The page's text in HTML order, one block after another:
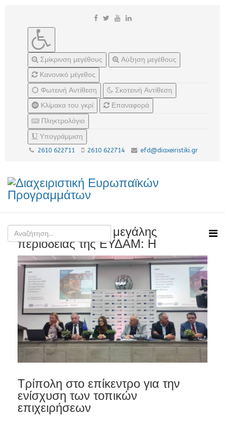
Σμίκρινση μεγέθους
Αύξηση μεγέθους
Κανονικό μέγεθος
Φωτεινή Αντίθεση
Σκοτεινή Αντίθεση
Κλίμακα του γκρί
Επαναφορά
Πληκτρολόγιο
Υπογράμμιση
2610 622711 2610 622714 efd@diaxeiristiki.gr
Ολοκλήρωση της μεγάλης
περιοδείας της ΕΥΔΑΜ: Η
Τρίπολη στο επίκεντρο για την
ενίσχυση των τοπικών
επιχειρήσεων